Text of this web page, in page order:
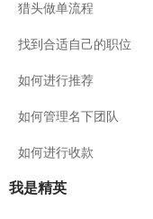
猎头做单流程
找到合适自己的职位
如何进行推荐
如何管理名下团队
如何进行收款
我是精英